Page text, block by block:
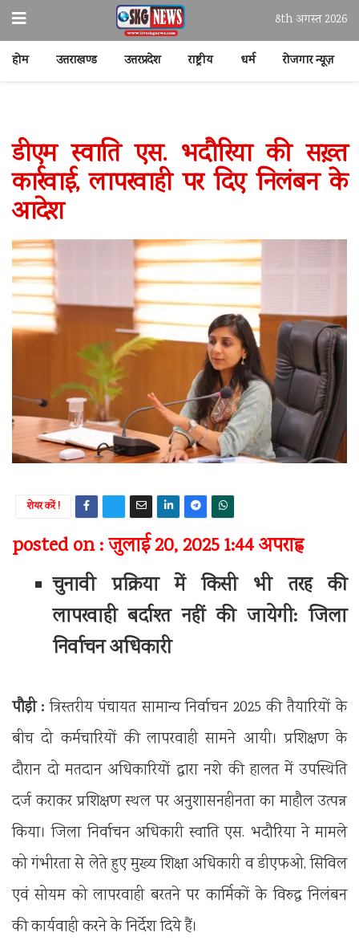
8th अगस्त 2026
होम उत्तराखण्ड उत्तरप्रदेश राष्ट्रीय धर्म रोजगार न्यूज़
डीएम स्वाति एस. भदौरिया की सख़्त
कार्रवाई, लापरवाही पर दिए निलंबन के
आदेश
शेयर करें !
posted on : जुलाई 20, 2025 1:44 अपराह्न
चुनावी प्रक्रिया में किसी भी तरह की
लापरवाही बर्दाश्त नहीं की जायेगी: जिला
निर्वाचन अधिकारी
पौड़ी : त्रिस्तरीय पंचायत सामान्य निर्वाचन 2025 की तैयारियों के
बीच दो कर्मचारियों की लापरवाही सामने आयी। प्रशिक्षण के
दौरान दो मतदान अधिकारियों द्वारा नशे की हालत में उपस्थिति
दर्ज कराकर प्रशिक्षण स्थल पर अनुशासनहीनता का माहौल उत्पन्न
किया। जिला निर्वाचन अधिकारी स्वाति एस. भदौरिया ने मामले
को गंभीरता से लेते हुए मुख्य शिक्षा अधिकारी व डीएफओ, सिविल
एवं सोयम को लापरवाही बरतने पर कार्मिकों के विरुद्ध निलंबन
की कार्यवाही करने के निर्देश दिये हैं।